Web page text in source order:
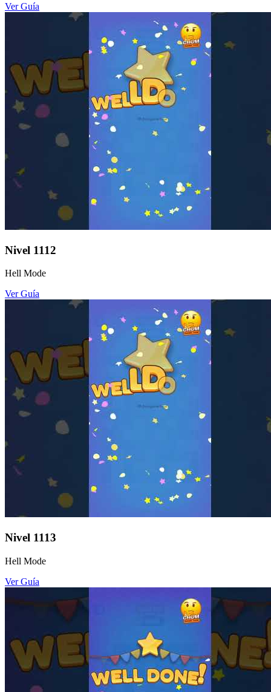
Ver Guía
Nivel 1112
Hell Mode
Ver Guía
Nivel 1113
Hell Mode
Ver Guía